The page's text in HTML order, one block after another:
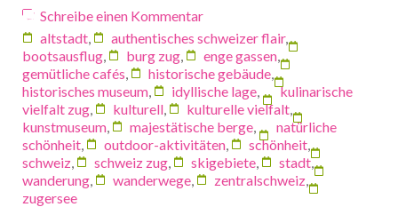
Schreibe einen Kommentar
altstadt
authentisches schweizer flair,
bootsausflug
burg zug enge gassen
gemütliche cafés
historische gebäude
historisches museum
idyllische lage
kulinarische
vielfalt zug
kulturell kulturelle vielfalt
kunstmuseum
majestätische berge
natürliche
schönheit
outdoor-aktivitäten schönheit
schweiz
schweiz zug skigebiete stadt,
wanderung
wanderwege zentralschweiz
zugersee